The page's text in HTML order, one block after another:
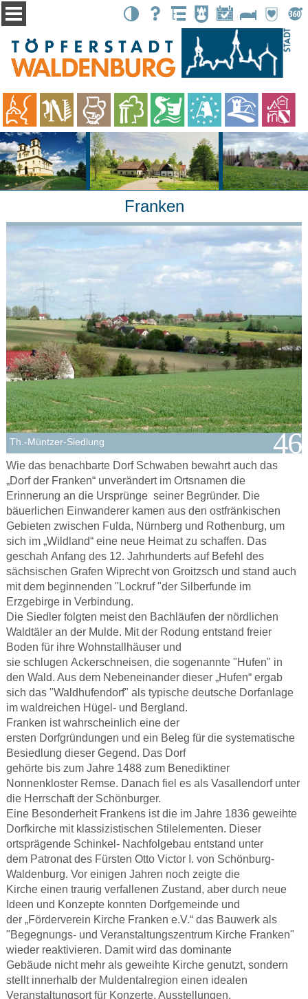
KontrastSucheÜbersichtStadtboteEventsUnterkünfteTour
Franken
Th.-Müntzer-Siedlung
Wie das benachbarte Dorf Schwaben bewahrt auch das
„Dorf der Franken“ unverändert im Ortsnamen die
Erinnerung an die Ursprünge seiner Begründer. Die
bäuerlichen Einwanderer kamen aus den ostfränkischen
Gebieten zwischen Fulda, Nürnberg und Rothenburg, um
sich im „Wildland“ eine neue Heimat zu schaffen. Das
geschah Anfang des 12. Jahrhunderts auf Befehl des
sächsischen Grafen Wiprecht von Groitzsch und stand auch
mit dem beginnenden "Lockruf "der Silberfunde im
Erzgebirge in Verbindung.
Die Siedler folgten meist den Bachläufen der nördlichen
Waldtäler an der Mulde. Mit der Rodung entstand freier
Boden für ihre Wohnstallhäuser und
sie schlugen Ackerschneisen, die sogenannte "Hufen" in
den Wald. Aus dem Nebeneinander dieser „Hufen“ ergab
sich das "Waldhufendorf" als typische deutsche Dorfanlage
im waldreichen Hügel- und Bergland.
Franken ist wahrscheinlich eine der
ersten Dorfgründungen und ein Beleg für die systematische
Besiedlung dieser Gegend. Das Dorf
gehörte bis zum Jahre 1488 zum Benediktiner
Nonnenkloster Remse. Danach fiel es als Vasallendorf unter
die Herrschaft der Schönburger.
Eine Besonderheit Frankens ist die im Jahre 1836 geweihte
Dorfkirche mit klassizistischen Stilelementen. Dieser
ortsprägende Schinkel- Nachfolgebau entstand unter
dem Patronat des Fürsten Otto Victor I. von Schönburg-
Waldenburg. Vor einigen Jahren noch zeigte die
Kirche einen traurig verfallenen Zustand, aber durch neue
Ideen und Konzepte konnten Dorfgemeinde und
der „Förderverein Kirche Franken e.V.“ das Bauwerk als
"Begegnungs- und Veranstaltungszentrum Kirche Franken"
wieder reaktivieren. Damit wird das dominante
Gebäude nicht mehr als geweihte Kirche genutzt, sondern
stellt innerhalb der Muldentalregion einen idealen
Veranstaltungsort für Konzerte, Ausstellungen,